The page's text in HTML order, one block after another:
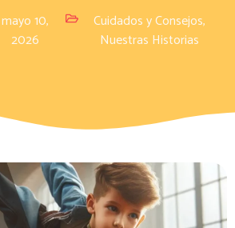
mayo 10,
2026
Cuidados y Consejos,
Nuestras Historias